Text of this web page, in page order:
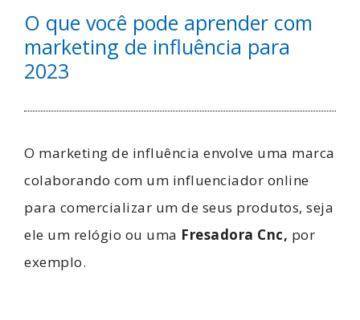
O que você pode aprender com
marketing de influência para
2023
O marketing de influência envolve uma marca
colaborando com um influenciador online
para comercializar um de seus produtos, seja
ele um relógio ou uma Fresadora Cnc, por
exemplo.